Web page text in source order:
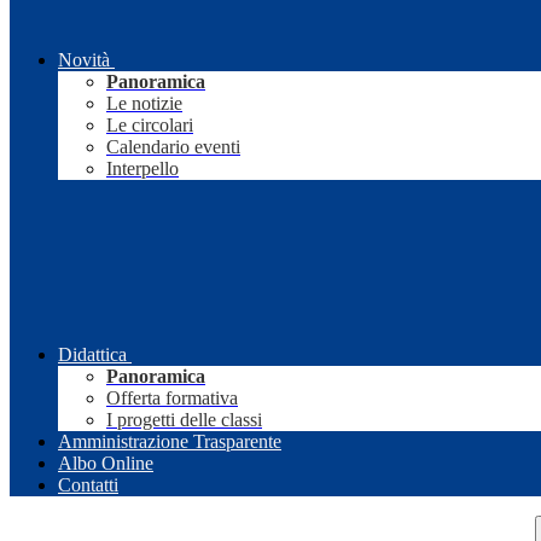
Novità
Panoramica
Le notizie
Le circolari
Calendario eventi
Interpello
Didattica
Panoramica
Offerta formativa
I progetti delle classi
Amministrazione Trasparente
Albo Online
Contatti